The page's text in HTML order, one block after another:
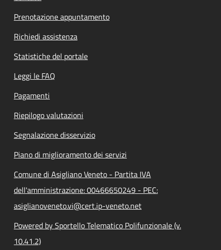
Prenotazione appuntamento
Richiedi assistenza
Statistiche del portale
Leggi le FAQ
Pagamenti
Riepilogo valutazioni
Segnalazione disservizio
Piano di miglioramento dei servizi
Comune di Asigliano Veneto - Partita IVA
dell'amministrazione: 00466650249 - PEC:
asiglianoveneto.vi@cert.ip-veneto.net
Powered by Sportello Telematico Polifunzionale (v.
10.41.2)